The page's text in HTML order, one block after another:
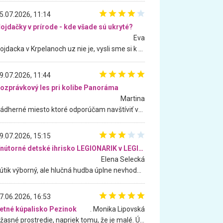
11:14
v prírode - kde všade sú ukryté?
Eva
11:44
les pri kolibe Panoráma
Martina
15:15
Vnútorné detské ihrisko LEGIONARIK v LEGIA Fitness
Elena Selecká
16:53
kúpalisko Pezinok
. Monika Lipovská